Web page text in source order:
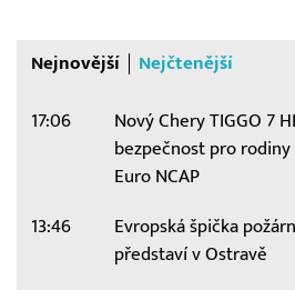
Nejnovější Nejčtenější
17:06
Nový Chery TIGGO 7
bezpečnost pro
Euro NCAP
13:46
Evropská špička
představí v Ostravě